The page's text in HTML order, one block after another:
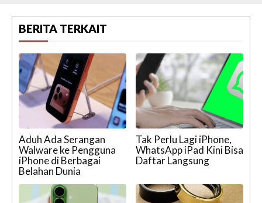
BERITA TERKAIT
Aduh Ada Serangan
Walware ke Pengguna
iPhone di Berbagai
Belahan Dunia
Tak Perlu Lagi iPhone,
WhatsApp iPad Kini Bisa
Daftar Langsung